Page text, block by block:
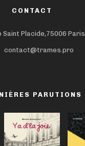
CONTACT
Saint Placide,75006 Paris
contact@trames.pro
PARUTIONS